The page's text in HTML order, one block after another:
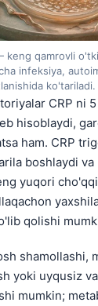
keng qamrovli
infeksiya,
ko'tariladi.
CRP ni
hisoblaydi,
ham. CRP
boshlaydi
yuqori
qolishi
shamollashi,
yoki uyqusiz
mumkin;